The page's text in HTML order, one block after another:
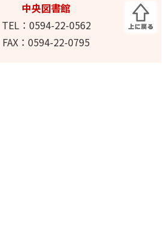
中央図書館
TEL：0594-22-0562
FAX：0594-22-0795